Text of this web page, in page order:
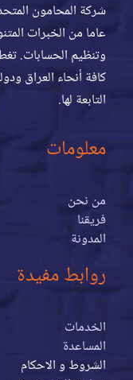
عاما من الخبرات
وتنظيم الحسابات.
كافة أنحاء العراق
التابعة لها.
معلومات
من نحن
فريقنا
المدونة
روابط مفيدة
الخدمات
المساعدة
الشروط و الاحكام